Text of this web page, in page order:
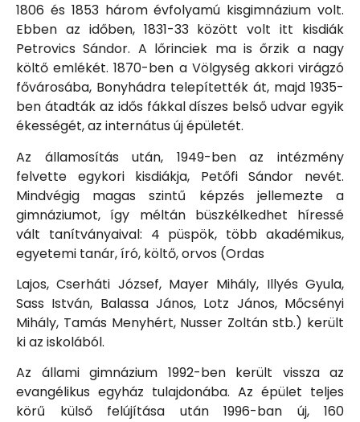
1806 és 1853 három évfolyamú kisgimnázium volt.
Ebben az időben, 1831-33 között volt itt kisdiák
Petrovics Sándor. A lőrinciek ma is őrzik a nagy
költő emlékét. 1870-ben a Völgység akkori virágzó
fővárosába, Bonyhádra telepítették át, majd 1935-
ben átadták az idős fákkal díszes belső udvar egyik
ékességét, az internátus új épületét.
Az államosítás után, 1949-ben az intézmény
felvette egykori kisdiákja, Petőfi Sándor nevét.
Mindvégig magas szintű képzés jellemezte a
gimnáziumot, így méltán büszkélkedhet híressé
vált tanítványaival: 4 püspök, több akadémikus,
egyetemi tanár, író, költő, orvos (Ordas
Lajos, Cserháti József, Mayer Mihály, Illyés Gyula,
Sass István, Balassa János, Lotz János, Mőcsényi
Mihály, Tamás Menyhért, Nusser Zoltán stb.) került
ki az iskolából.
Az állami gimnázium 1992-ben került vissza az
evangélikus egyház tulajdonába. Az épület teljes
körű külső felújítása után 1996-ban új, 160